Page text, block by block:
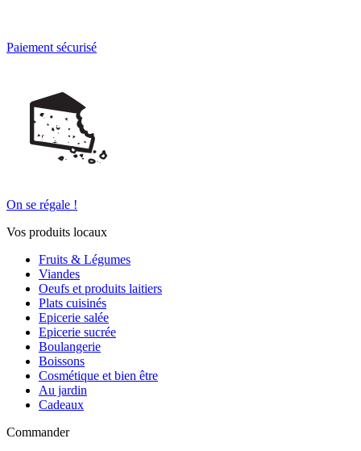
Paiement sécurisé
On se régale !
Vos produits locaux
Fruits & Légumes
Viandes
Oeufs et produits laitiers
Plats cuisinés
Epicerie salée
Epicerie sucrée
Boulangerie
Boissons
Cosmétique et bien être
Au jardin
Cadeaux
Commander